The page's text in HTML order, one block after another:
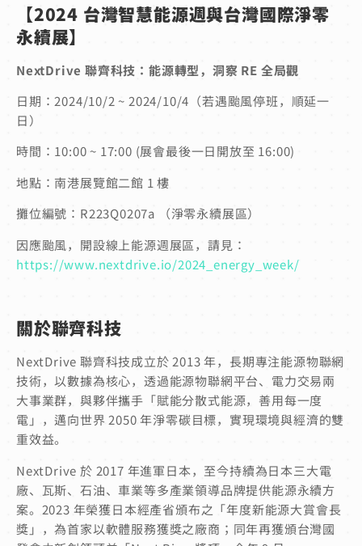
【2024 台灣智慧能源週與台灣國際淨零
永續展】
NextDrive 聯齊科技：能源轉型，洞察 RE 全局觀
日期：2024/10/2 ~ 2024/10/4（若遇颱風停班，順延一
日）
時間：10:00 ~ 17:00 (展會最後一日開放至 16:00)
地點：南港展覽館二館 1 樓
攤位編號：R223Q0207a （淨零永續展區）
因應颱風，開設線上能源週展區，請見：
https://www.nextdrive.io/2024_energy_week/
關於聯齊科技
NextDrive 聯齊科技成立於 2013 年，長期專注能源物聯網
技術，以數據為核心，透過能源物聯網平台、電力交易兩
大事業群，與夥伴攜手「賦能分散式能源，善用每一度
電」，邁向世界 2050 年淨零碳目標，實現環境與經濟的雙
重效益。
NextDrive 於 2017 年進軍日本，至今持續為日本三大電
廠、瓦斯、石油、車業等多產業領導品牌提供能源永續方
案。2023 年榮獲日本經產省頒布之「年度新能源大賞會長
獎」，為首家以軟體服務獲獎之廠商；同年再獲頒台灣國